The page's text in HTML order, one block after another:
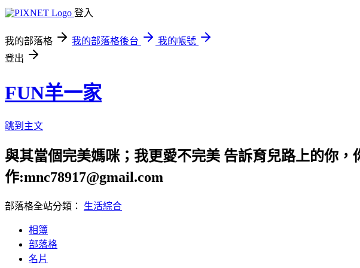
登入
我的部落格 我的部落格後台
我的帳號
登出
FUN羊一家
跳到主文
與其當個完美媽咪；我更愛不完美 告訴育兒路上的你
作:mnc78917@gmail.com
部落格全站分類： 生活綜合
相簿
部落格
名片